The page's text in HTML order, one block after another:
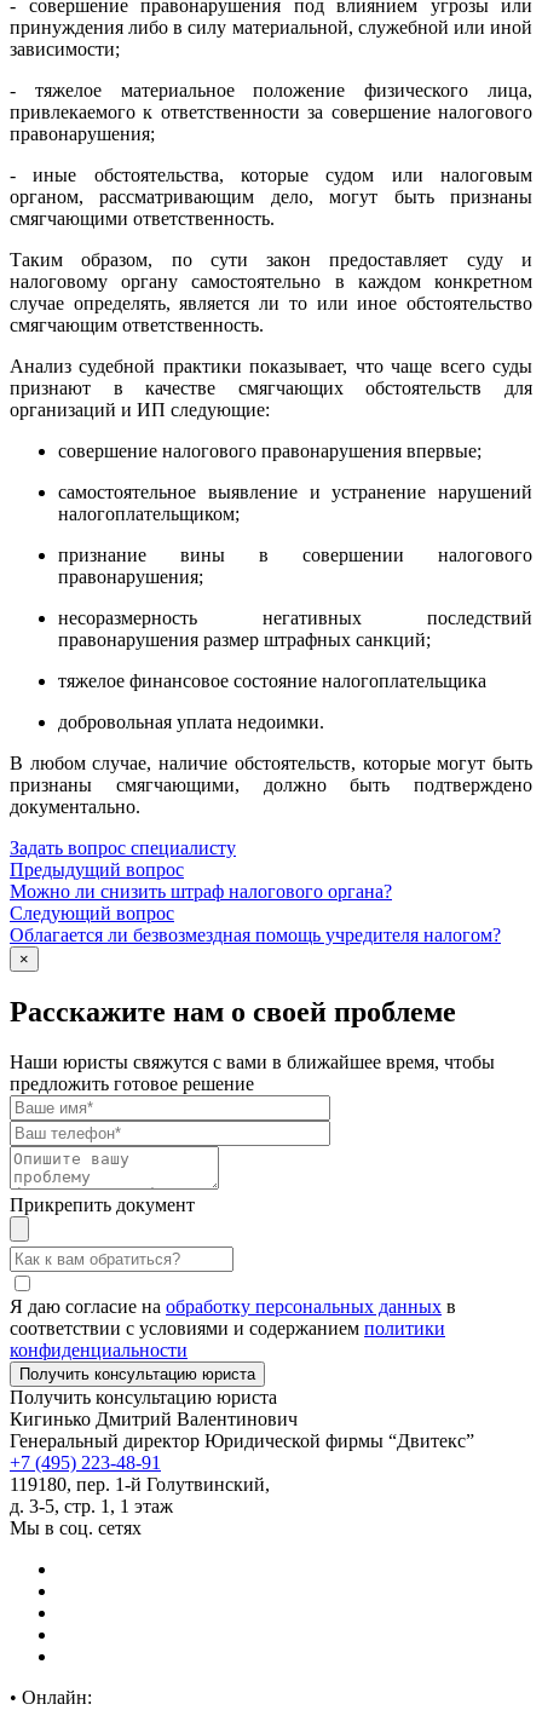
- совершение правонарушения под влиянием угрозы или
принуждения либо в силу материальной, служебной или иной
зависимости;
- тяжелое материальное положение физического лица,
привлекаемого к ответственности за совершение налогового
правонарушения;
- иные обстоятельства, которые судом или налоговым
органом, рассматривающим дело, могут быть признаны
смягчающими ответственность.
Таким образом, по сути закон предоставляет суду и
налоговому органу самостоятельно в каждом конкретном
случае определять, является ли то или иное обстоятельство
смягчающим ответственность.
Анализ судебной практики показывает, что чаще всего суды
признают в качестве смягчающих обстоятельств для
организаций и ИП следующие:
совершение налогового правонарушения впервые;
самостоятельное выявление и устранение нарушений
налогоплательщиком;
признание вины в совершении налогового
правонарушения;
несоразмерность негативных последствий
правонарушения размер штрафных санкций;
тяжелое финансовое состояние налогоплательщика
добровольная уплата недоимки.
В любом случае, наличие обстоятельств, которые могут быть
признаны смягчающими, должно быть подтверждено
документально.
Задать вопрос специалисту
Предыдущий вопрос
Можно ли снизить штраф налогового органа?
Следующий вопрос
Облагается ли безвозмездная помощь учредителя налогом?
×
Расскажите нам о своей проблеме
Наши юристы свяжутся с вами в ближайшее время, чтобы
предложить готовое решение
Прикрепить документ
Я даю согласие на обработку персональных данных в
соответствии с условиями и содержанием политики
конфиденциальности
Получить консультацию юриста
Кигинько Дмитрий Валентинович
Генеральный директор Юридической фирмы “Двитекс”
+7 (495) 223-48-91
119180, пер. 1-й Голутвинский,
д. 3-5, стр. 1, 1 этаж
Мы в соц. сетях
• Онлайн: